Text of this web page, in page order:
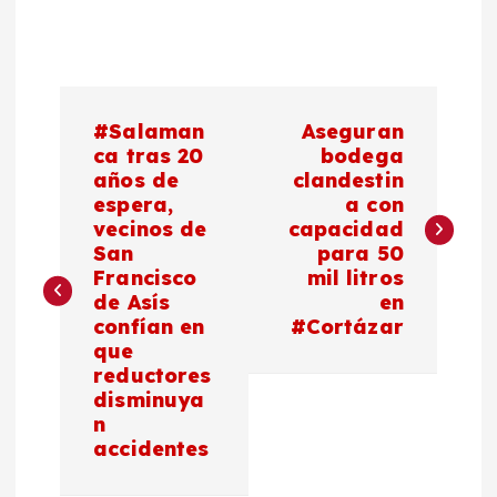
e
#Salaman
ca tras 20
años de
espera,
vecinos de
San
Francisco
de Asís
confían en
que
reductores
disminuya
n
accidentes
Aseguran
bodega
clandestin
a con
capacidad
para 50
mil litros
en
#Cortázar